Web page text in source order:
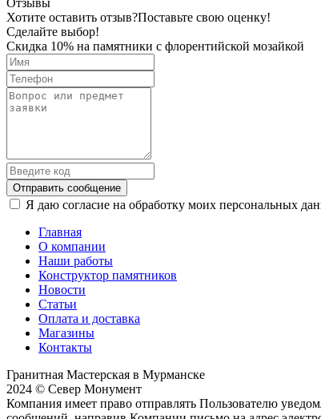
Хотите оставить отзыв?Поставьте свою оценку!
Сделайте выбор!
Скидка 10% на памятники с флорентийской мозайкой
Отправить сообщение
Я даю согласие на обработку моих персональных
Главная
О компании
Наши работы
Конструктор памятников
Новости
Статьи
Оплата и доставка
Магазины
Контакты
Гранитная Мастерская в Мурманске
2024 © Север Монумент
Компания имеет право отправлять Пользователю